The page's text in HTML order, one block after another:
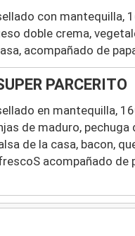
con mantequilla,
doble crema,
acompañado de
PARCERITO
en mantequilla,
de maduro, pechuga
de la casa, bacon,
acompañado de